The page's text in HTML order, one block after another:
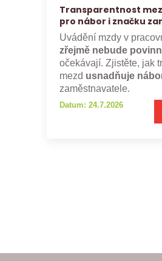
Transparentnost
pro nábor i značku
Uvádění mzdy v
zřejmě nebude
očekávají. Zjistěte, jak
mezd usnadňuje
zaměstnavatele.
Datum: 24.7.2026